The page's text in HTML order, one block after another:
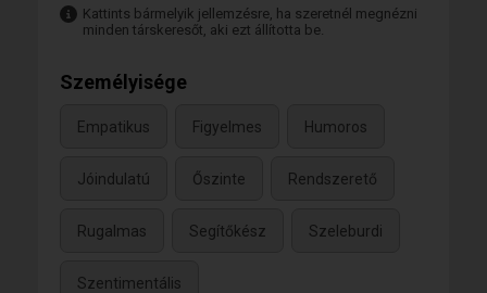
Kattints bármelyik jellemzésre, ha szeretnél megnézni
minden társkeresőt, aki ezt állította be.
Személyisége
Empatikus Figyelmes Humoros
Jóindulatú Őszinte Rendszerető
Rugalmas Segítőkész Szeleburdi
Szentimentális